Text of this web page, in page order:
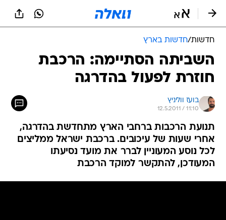
חדשות/חדשות בארץ
השביתה הסתיימה: הרכבת
חוזרת לפעול בהדרגה
בועז ווליניץ
12.5.2011 / 11:10
תנועת הרכבות ברחבי הארץ מתחדשת בהדרגה,
אחרי שעות של עיכובים. ברכבת ישראל ממליצים
לכל נוסע המעוניין לברר את מועד נסיעתו
המעודכן, להתקשר למוקד הרכבת